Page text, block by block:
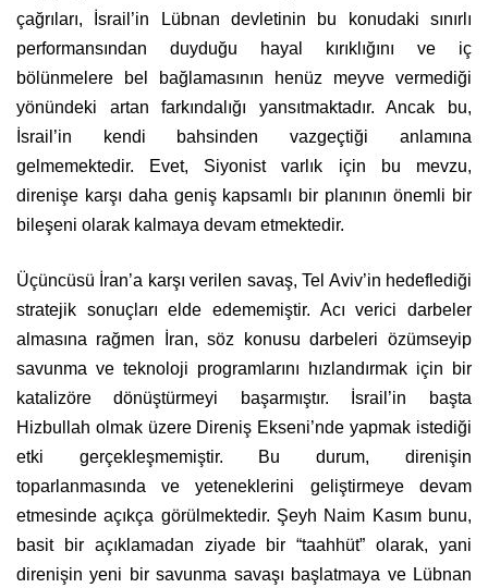
çağrıları, İsrail’in Lübnan devletinin bu konudaki sınırlı
performansından duyduğu hayal kırıklığını ve iç
bölünmelere bel bağlamasının henüz meyve vermediği
yönündeki artan farkındalığı yansıtmaktadır. Ancak bu,
İsrail’in kendi bahsinden vazgeçtiği anlamına
gelmemektedir. Evet, Siyonist varlık için bu mevzu,
direnişe karşı daha geniş kapsamlı bir planının önemli bir
bileşeni olarak kalmaya devam etmektedir.
Üçüncüsü İran’a karşı verilen savaş, Tel Aviv’in hedeflediği
stratejik sonuçları elde edememiştir. Acı verici darbeler
almasına rağmen İran, söz konusu darbeleri özümseyip
savunma ve teknoloji programlarını hızlandırmak için bir
katalizöre dönüştürmeyi başarmıştır. İsrail’in başta
Hizbullah olmak üzere Direniş Ekseni’nde yapmak istediği
etki gerçekleşmemiştir. Bu durum, direnişin
toparlanmasında ve yeteneklerini geliştirmeye devam
etmesinde açıkça görülmektedir. Şeyh Naim Kasım bunu,
basit bir açıklamadan ziyade bir “taahhüt” olarak, yani
direnişin yeni bir savunma savaşı başlatmaya ve Lübnan